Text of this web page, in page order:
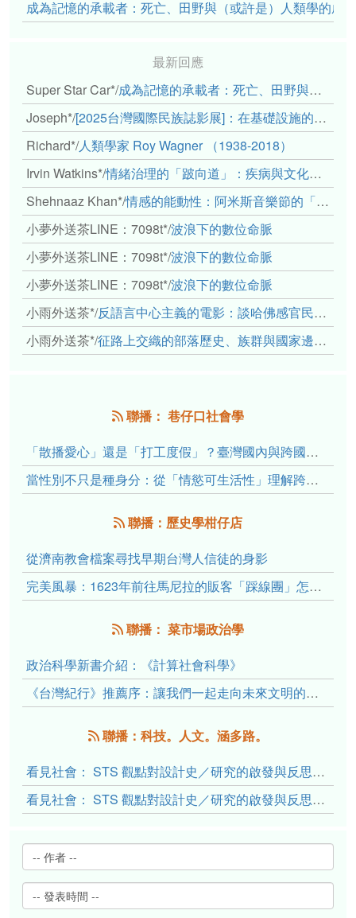
成為記憶的承載者：死亡、田野與（或許是）人類學的成
最新回應
Super Star Car*/成為記憶的承載者：死亡、田野與（或許是）人類學的成年禮
Joseph*/[2025台灣國際民族誌影展]：在基礎設施的邊緣，聆聽人的呼吸
Richard*/人類學家 Roy Wagner （1938-2018）
Irvin Watkins*/情緒治理的「跛向道」：疾病與文化象徵的轉變舉例
Shehnaaz Khan*/情感的能動性：阿米斯音樂節的「對話觀察」
小夢外送茶LINE：7098t*/波浪下的數位命脈
小夢外送茶LINE：7098t*/波浪下的數位命脈
小夢外送茶LINE：7098t*/波浪下的數位命脈
小雨外送茶*/反語言中心主義的電影：談哈佛感官民族誌實驗室
小雨外送茶*/征路上交織的部落歷史、族群與國家邊界敘事： 《路有多長》、《高砂的翅膀》、《檔案／李光輝》
聯播： 巷仔口社會學
「散播愛心」還是「打工度假」？臺灣國內與跨國捐卵的利他修辭、金錢動機與身體代價
當性別不只是種身分：從「情慾可生活性」理解跨性別者的身體、慾望與認同探索
聯播：歷史學柑仔店
從濟南教會檔案尋找早期台灣人信徒的身影
完美風暴：1623年前往馬尼拉的販客「踩線團」怎麼會困死於澎湖?
聯播： 菜市場政治學
政治科學新書介紹：《計算社會科學》
《台灣紀行》推薦序：讓我們一起走向未來文明的備忘錄
聯播：科技。人文。涵多路。
看見社會： STS 觀點對設計史／研究的啟發與反思（下）
看見社會： STS 觀點對設計史／研究的啟發與反思（上）